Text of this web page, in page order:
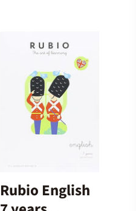
Rubio English